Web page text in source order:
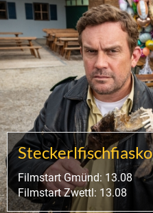
Steckerlfischfiasko
Filmstart Gmünd: 13.08
Filmstart Zwettl: 13.08